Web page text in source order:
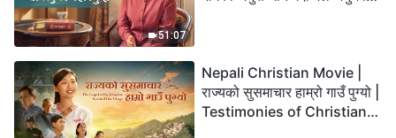
51:07
Nepali Christian Movie |
राज्यको सुसमाचार हाम्रो गाउँ पुग्यो |
Testimonies of Christians